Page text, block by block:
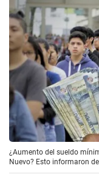
¿Aumento del sueldo
Nuevo? Esto informaron